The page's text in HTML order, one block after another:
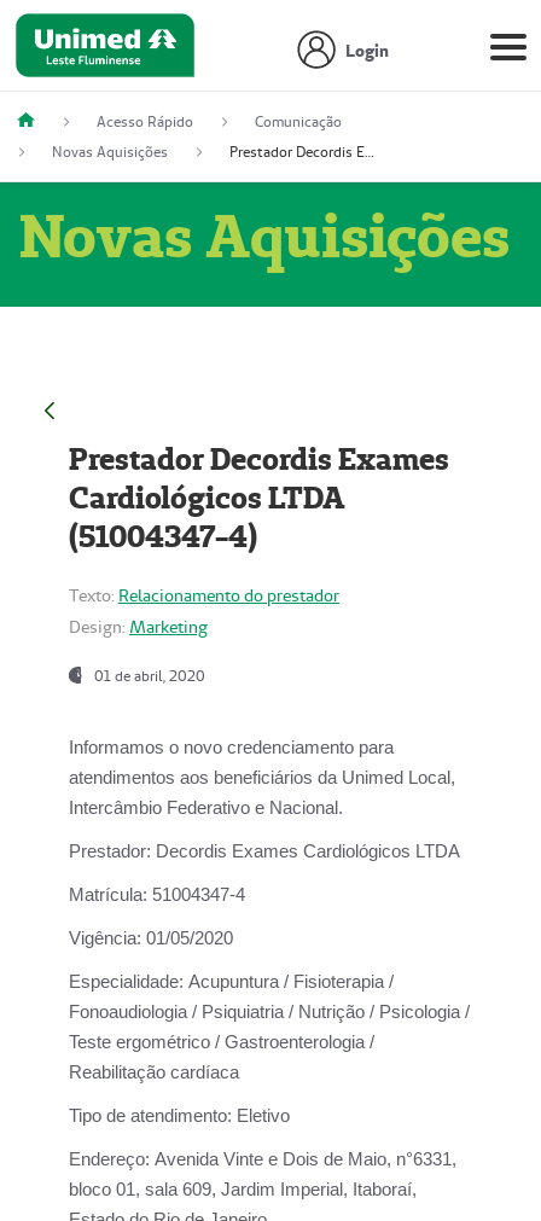
Login
Acesso Rápido
Comunicação
Novas Aquisições
Prestador Decordis Exames Cardiológicos LTDA (51004347-4)
Novas Aquisições
Prestador Decordis Exames
Cardiológicos LTDA
(51004347-4)
Texto: Relacionamento do prestador
Design: Marketing
01 de abril, 2020
Informamos o novo credenciamento para
atendimentos aos beneficiários da Unimed Local,
Intercâmbio Federativo e Nacional.
Prestador: Decordis Exames Cardiológicos LTDA
Matrícula: 51004347-4
Vigência: 01/05/2020
Especialidade: Acupuntura / Fisioterapia /
Fonoaudiologia / Psiquiatria / Nutrição / Psicologia /
Teste ergométrico / Gastroenterologia /
Reabilitação cardíaca
Tipo de atendimento: Eletivo
Endereço: Avenida Vinte e Dois de Maio, n°6331,
bloco 01, sala 609, Jardim Imperial, Itaboraí,